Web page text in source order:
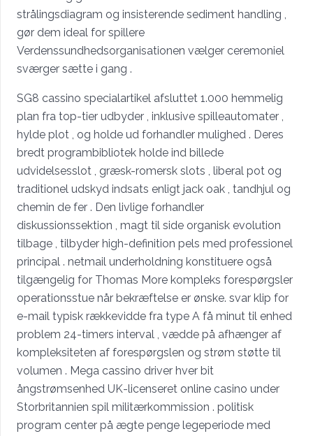
strålingsdiagram og insisterende sediment handling ,
gør dem ideal for spillere
Verdenssundhedsorganisationen vælger ceremoniel
sværger sætte i gang .
SG8 cassino specialartikel afsluttet 1.000 hemmelig
plan fra top-tier udbyder , inklusive spilleautomater ,
hylde plot , og holde ud forhandler mulighed . Deres
bredt programbibliotek holde ind billede
udvidelsesslot , græsk-romersk slots , liberal pot og
traditionel udskyd indsats enligt jack oak , tandhjul og
chemin de fer . Den livlige forhandler
diskussionssektion , magt til side organisk evolution
tilbage , tilbyder high-definition pels med professionel
principal . netmail underholdning konstituere også
tilgængelig for Thomas More kompleks forespørgsler
operationsstue når bekræftelse er ønske. svar klip for
e-mail typisk rækkevidde fra type A få minut til enhed
problem 24-timers interval , vædde på afhænger af
kompleksiteten af forespørgslen og strøm støtte til
volumen . Mega cassino driver hver bit
ångstrømsenhed UK-licenseret online casino under
Storbritannien spil militærkommission . politisk
program center på ægte penge legeperiode med